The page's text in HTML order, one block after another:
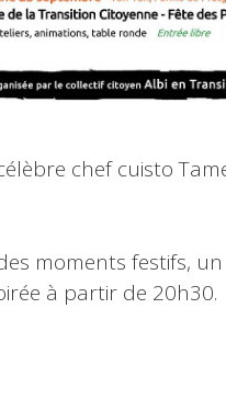
chef cuisto
moments festifs, un
à partir de 20h30.